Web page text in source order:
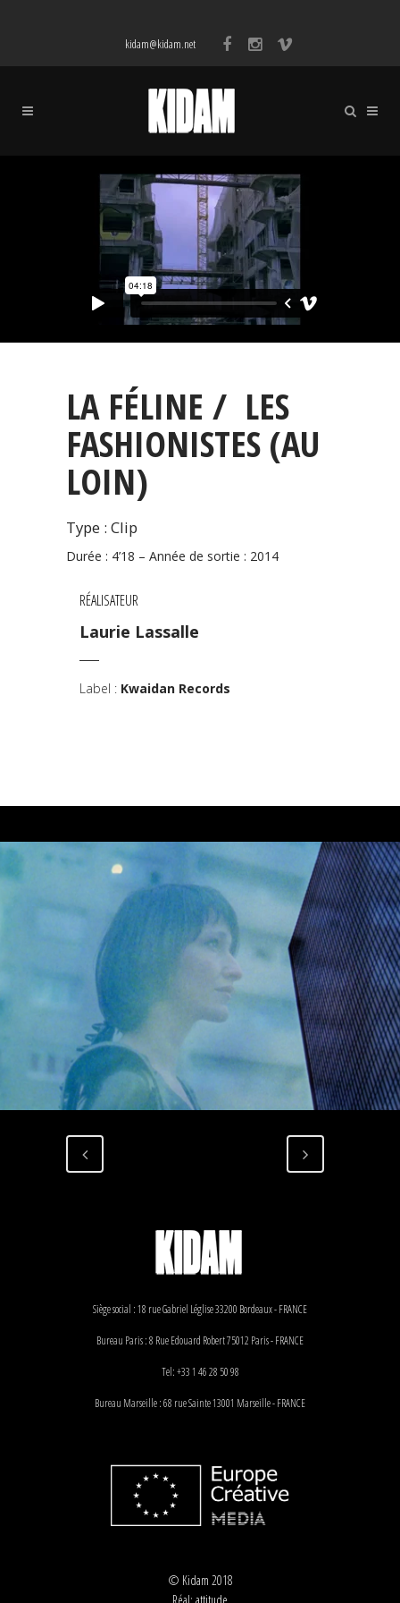
kidam@kidam.net
LA FÉLINE / LES
FASHIONISTES (AU
LOIN)
Type : Clip
Durée : 4’18 – Année de sortie : 2014
RÉALISATEUR
Laurie Lassalle
Label : Kwaidan Records
Siège social : 18 rue Gabriel Léglise 33200 Bordeaux - FRANCE
Bureau Paris : 8 Rue Edouard Robert 75012 Paris - FRANCE
Tel: +33 1 46 28 50 98
Bureau Marseille : 68 rue Sainte 13001 Marseille - FRANCE
© Kidam 2018